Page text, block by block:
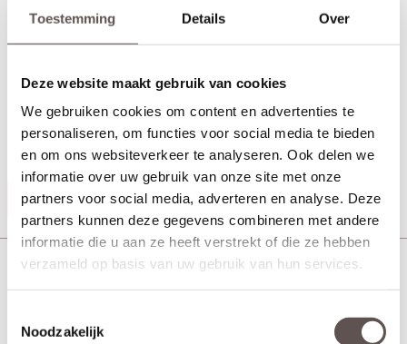
Toestemming Details Over
Deze website maakt gebruik van cookies
We gebruiken cookies om content en advertenties te
personaliseren, om functies voor social media te bieden
en om ons websiteverkeer te analyseren. Ook delen we
informatie over uw gebruik van onze site met onze
partners voor social media, adverteren en analyse. Deze
partners kunnen deze gegevens combineren met andere
informatie die u aan ze heeft verstrekt of die ze hebben
verzameld op basis van uw gebruik van hun services.
Noodzakelijk
schuifdeurrail dan onder een horizontale ligger. Ideaal voor
kamer-en-suite deuren.
Voor afwerking van de Skantrae Alfa schuifrail op de wand is een
Skantrae kooflijst als optie los te bestellen. Het Skantrae Alfa
schuifdeursysteem word dan aan de bovenzijde met een handige
aluminium klik-kap afgewerkt. Wil jij een klik-kap mee bestellen,
neem dan contact op met deklantenservice.
Productinformatie
Skantrae Slimserie deurbeslag schuifdeuren Pakket